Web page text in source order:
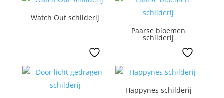
Watch Out schilderij
Paarse bloemen
schilderij
Happynes schilderij